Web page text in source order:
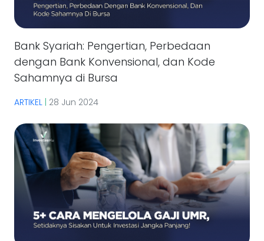
Bank Syariah: Pengertian, Perbedaan
dengan Bank Konvensional, dan Kode
Sahamnya di Bursa
ARTIKEL 28 Jun 2024